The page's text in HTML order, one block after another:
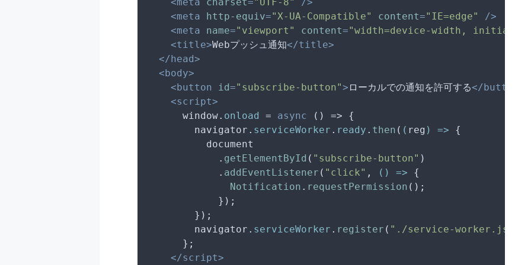
<meta http-equiv="X-UA-Compatible" content="IE=edge"
/>
<meta name="viewport" content="width=device-width, initial-
<title>Webプッシュ通知</title>
</head>
<body>
<button id="subscribe-button"> ローカルでの通知を許可する</button
<script>
window. onload = async () => {
        navigator.
serviceWorker . ready . then ( ( reg ) => {
document
            .
getElementById ( "subscribe-button" )
            .
addEventListener ( "click" , () => {
Notification . requestPermission ();
            });
        });
        navigator.
serviceWorker . register ( "./service-worker.js"
      };
</script>